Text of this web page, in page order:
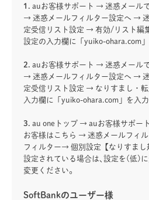
1.
auお客様サポート → 迷惑メール
→ 迷惑メールフィルター設定へ →
定受信リスト設定 → 有効/リスト編
設定の入力欄に「yuiko-ohara.com
2.
auお客様サポート → 迷惑メール
→ 迷惑メールフィルター設定へ →
定受信リスト設定 → なりすまし・
入力欄に「yuiko-ohara.com」を入
3.
au oneトップ → auお客様サポー
お客様はこちら → 迷惑メールフィ
フィルター→ 個別設定【なりすま
設定されている場合は､設定を(低)
変更ください。
SoftBankのユーザー様